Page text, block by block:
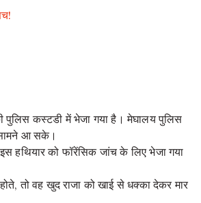
पुलिस कस्टडी में भेजा गया है। मेघालय पुलिस
आ सके।
हथियार को फॉरेंसिक जांच के लिए भेजा गया
तो वह खुद राजा को खाई से धक्का देकर मार